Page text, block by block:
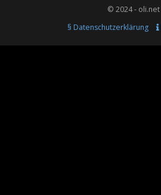
© 2024 - oli.net
§ Datenschutzerklärung